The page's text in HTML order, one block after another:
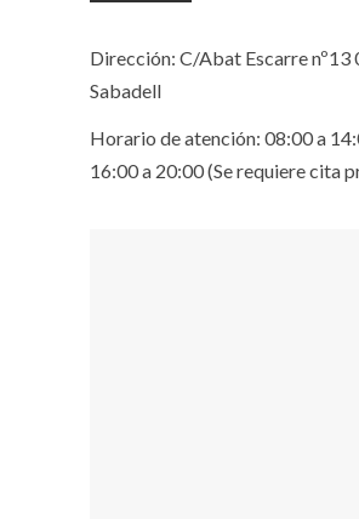
Dirección: C/Abat Escarre nº13
Sabadell
Horario de atención: 08:00 a
16:00 a 20:00 (Se requiere cita